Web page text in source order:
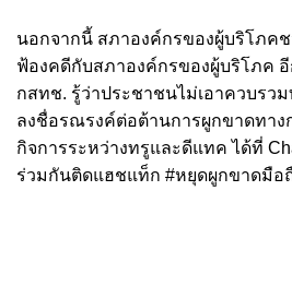
นอกจากนี้ สภาองค์กรของผู้บริโภค
ฟ้องคดีกับสภาองค์กรของผู้บริโภค
กสทช. รู้ว่าประชาชนไม่เอาควบรว
ลงชื่อรณรงค์ต่อต้านการผูกขาดทา
กิจการระหว่างทรูและดีแทค ได้ที่
ร่วมกันติดแฮชแท็ก #หยุดผูกขาดมือ